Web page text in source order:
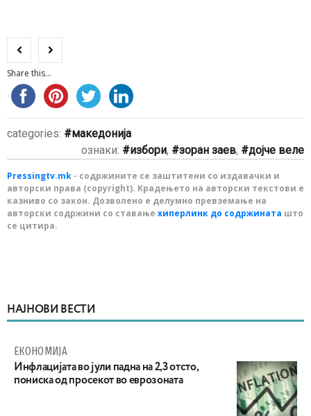
Share this...
categories:
македонија
ознаки:
избори, зоран заев, дојче веле
Pressingtv.mk - содржините се заштитени со издавачки и
авторски права (copyright). Крадењето на авторски текстови е
казниво со закон. Дозволено е делумно превземање на
авторски содржини со ставање хиперлинк до содржината што
се цитира.
НАЈНОВИ ВЕСТИ
ЕКОНОМИЈА
Инфлацијата во јули падна на 2,3 отсто,
пониска од просекот во еврозоната